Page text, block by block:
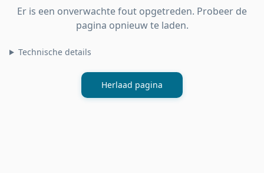
Er is een onverwachte fout opgetreden. Probeer de
pagina opnieuw te laden.
Technische details
Herlaad pagina